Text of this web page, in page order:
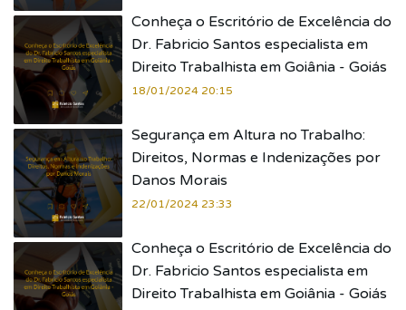
Conheça o Escritório de Excelência do
Dr. Fabricio Santos especialista em
Direito Trabalhista em Goiânia - Goiás
18/01/2024 20:15
Segurança em Altura no Trabalho:
Direitos, Normas e Indenizações por
Danos Morais
22/01/2024 23:33
Conheça o Escritório de Excelência do
Dr. Fabricio Santos especialista em
Direito Trabalhista em Goiânia - Goiás